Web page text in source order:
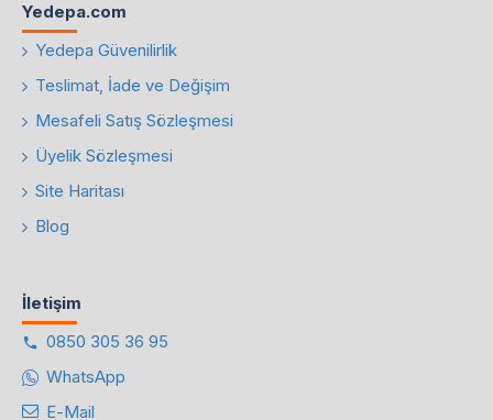
Yedepa.com
Yedepa Güvenilirlik
Teslimat, İade ve Değişim
Mesafeli Satış Sözleşmesi
Üyelik Sözleşmesi
Site Haritası
Blog
İletişim
0850 305 36 95
WhatsApp
E-Mail